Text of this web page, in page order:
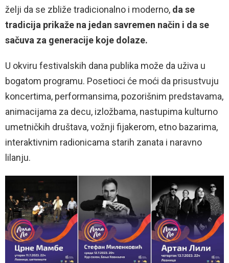
želji da se zbliže tradicionalno i moderno, da se
tradicija prikaže na jedan savremen način i da se
sačuva za generacije koje dolaze.
U okviru festivalskih dana publika može da uživa u
bogatom programu. Posetioci će moći da prisustvuju
koncertima, performansima, pozorišnim predstavama,
animacijama za decu, izložbama, nastupima kulturno
umetničkih društava, vožnji fijakerom, etno bazarima,
interaktivnim radionicama starih zanata i naravno
lilanju.